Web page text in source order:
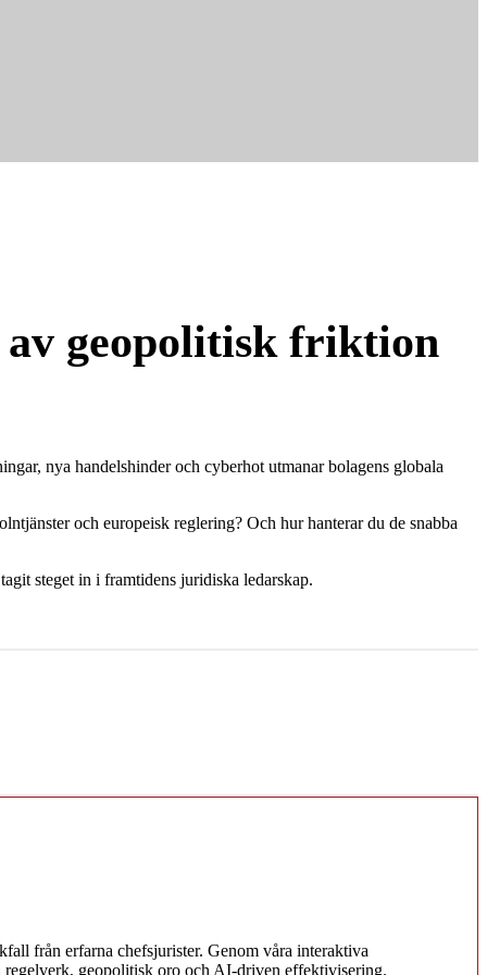
geopolitisk friktion
nya handelshinder och cyberhot utmanar bolagens globala
och europeisk reglering? Och hur hanterar du de snabba
steget in i framtidens juridiska ledarskap.
från erfarna chefsjurister. Genom våra interaktiva
geopolitisk oro och AI-driven effektivisering.